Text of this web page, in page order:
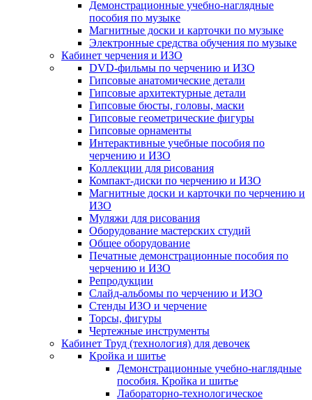
Демонстрационные учебно-наглядные
пособия по музыке
Магнитные доски и карточки по музыке
Электронные средства обучения по музыке
Кабинет черчения и ИЗО
DVD-фильмы по черчению и ИЗО
Гипсовые анатомические детали
Гипсовые архитектурные детали
Гипсовые бюсты, головы, маски
Гипсовые геометрические фигуры
Гипсовые орнаменты
Интерактивные учебные пособия по
черчению и ИЗО
Коллекции для рисования
Компакт-диски по черчению и ИЗО
Магнитные доски и карточки по черчению и
ИЗО
Муляжи для рисования
Оборудование мастерских студий
Общее оборудование
Печатные демонстрационные пособия по
черчению и ИЗО
Репродукции
Слайд-альбомы по черчению и ИЗО
Стенды ИЗО и черчение
Торсы, фигуры
Чертежные инструменты
Кабинет Труд (технология) для девочек
Кройка и шитье
Демонстрационные учебно-наглядные
пособия. Кройка и шитье
Лабораторно-технологическое